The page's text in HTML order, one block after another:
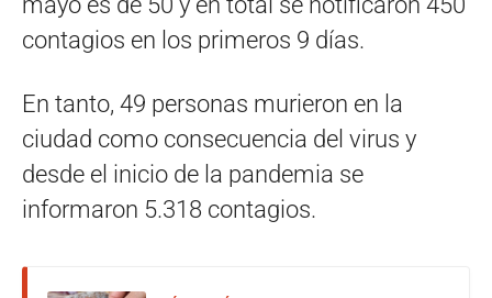
contagios en los primeros 9 días.
En tanto, 49 personas murieron en la
ciudad como consecuencia del virus y
desde el inicio de la pandemia se
informaron 5.318 contagios.